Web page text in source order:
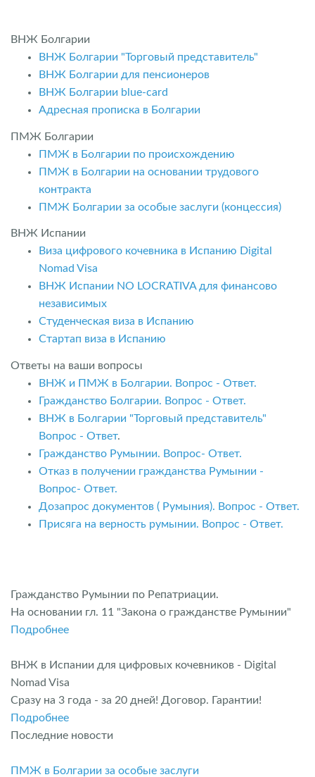
ВНЖ Болгарии
ВНЖ Болгарии "Торговый представитель"
ВНЖ Болгарии для пенсионеров
ВНЖ Болгарии blue-card
Адресная прописка в Болгарии
ПМЖ Болгарии
ПМЖ в Болгарии по происхождению
ПМЖ в Болгарии на основании трудового
контракта
ПМЖ Болгарии за особые заслуги (концессия)
ВНЖ Испании
Виза цифрового кочевника в Испанию Digital
Nomad Visa
ВНЖ Испании NO LOCRATIVA для финансово
независимых
Студенческая виза в Испанию
Стартап виза в Испанию
Ответы на ваши вопросы
ВНЖ и ПМЖ в Болгарии. Вопрос - Ответ.
Гражданство Болгарии. Вопрос - Ответ.
ВНЖ в Болгарии "Торговый представитель"
Вопрос - Ответ.
Гражданство Румынии. Вопрос- Ответ.
Отказ в получении гражданства Румынии -
Вопрос- Ответ.
Дозапрос документов ( Румыния). Вопрос - Ответ.
Присяга на верность румынии. Вопрос - Ответ.
Гражданство Румынии по Репатриации.
На основании гл. 11 "Закона о гражданстве Румынии"
Подробнее
ВНЖ в Испании для цифровых кочевников - Digital
Nomad Visa
Сразу на 3 года - за 20 дней! Договор. Гарантии!
Подробнее
Последние новости
ПМЖ в Болгарии за особые заслуги